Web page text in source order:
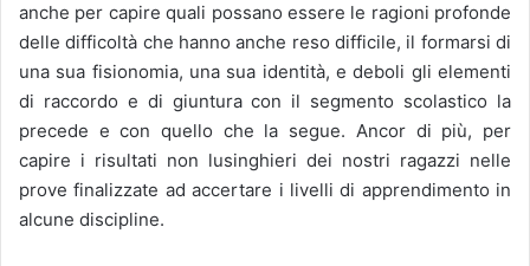
anche per capire quali possano essere le ragioni profonde
delle difficoltà che hanno anche reso difficile, il formarsi di
una sua fisionomia, una sua identità, e deboli gli elementi
di raccordo e di giuntura con il segmento scolastico la
precede e con quello che la segue. Ancor di più, per
capire i risultati non lusinghieri dei nostri ragazzi nelle
prove finalizzate ad accertare i livelli di apprendimento in
alcune discipline.